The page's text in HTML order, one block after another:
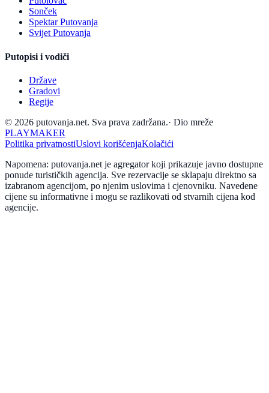
Sonček
Spektar Putovanja
Svijet Putovanja
Putopisi i vodiči
Države
Gradovi
Regije
© 2026 putovanja.net. Sva prava zadržana.· Dio mreže
PLAYMAKER
Politika privatnostiUslovi korišćenjaKolačići
Napomena: putovanja.net je agregator koji prikazuje javno dostupne
ponude turističkih agencija. Sve rezervacije se sklapaju direktno sa
izabranom agencijom, po njenim uslovima i cjenovniku. Navedene
cijene su informativne i mogu se razlikovati od stvarnih cijena kod
agencije.